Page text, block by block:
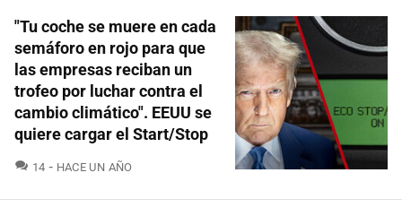
"Tu coche se muere en cada
semáforo en rojo para que
las empresas reciban un
trofeo por luchar contra el
cambio climático". EEUU se
quiere cargar el Start/Stop
14 COMENTARIOS
HACE UN AÑO